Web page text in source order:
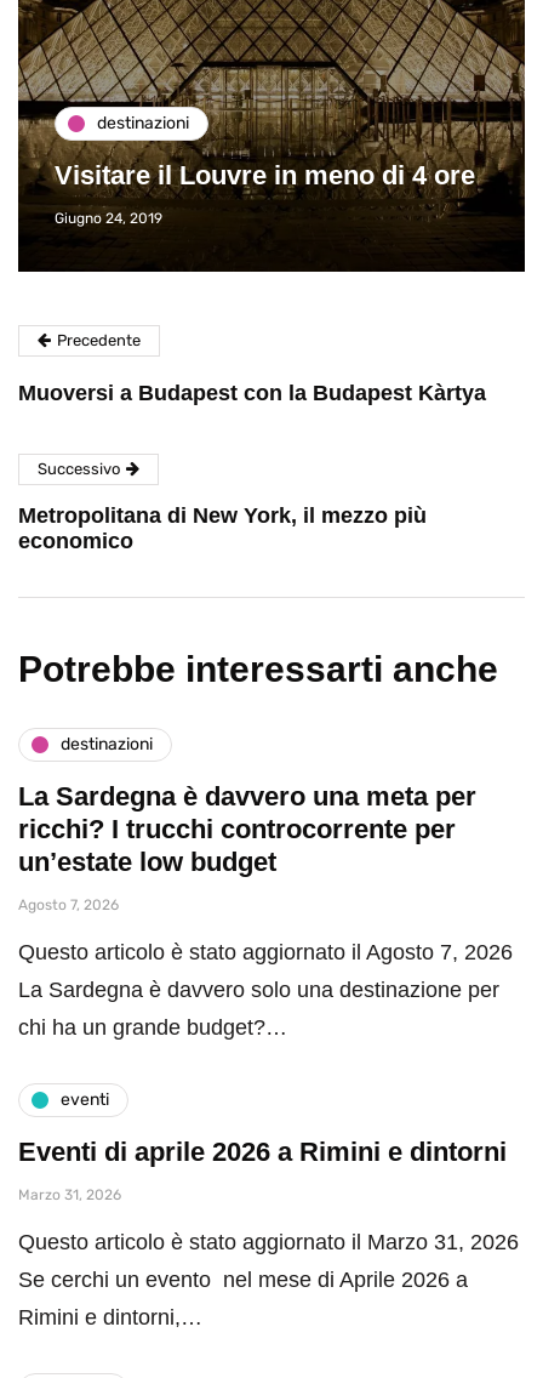
destinazioni
Visitare il Louvre in meno di 4 ore
Giugno 24, 2019
Precedente
Muoversi a Budapest con la Budapest Kàrtya
Successivo
Metropolitana di New York, il mezzo più
economico
Potrebbe interessarti anche
destinazioni
La Sardegna è davvero una meta per
ricchi? I trucchi controcorrente per
un’estate low budget
Agosto 7, 2026
Questo articolo è stato aggiornato il Agosto 7, 2026
La Sardegna è davvero solo una destinazione per
chi ha un grande budget?…
eventi
Eventi di aprile 2026 a Rimini e dintorni
Marzo 31, 2026
Questo articolo è stato aggiornato il Marzo 31, 2026
Se cerchi un evento nel mese di Aprile 2026 a
Rimini e dintorni,…